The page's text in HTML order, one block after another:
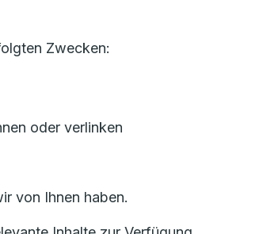
Zwecken:
oder verlinken
von Ihnen haben.